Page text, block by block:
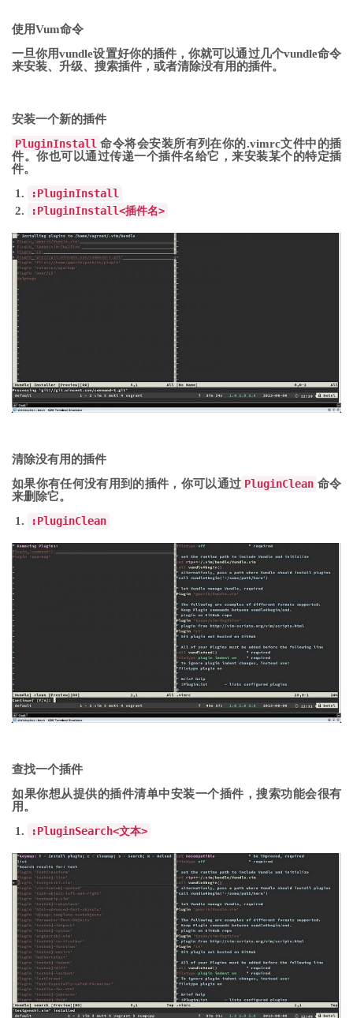
使用Vum命令
一旦你用vundle设置好你的插件，你就可以通过几个vundle命令
来安装、升级、搜索插件，或者清除没有用的插件。
安装一个新的插件
PluginInstall 命令将会安装所有列在你的.vimrc文件中的插
件。你也可以通过传递一个插件名给它，来安装某个的特定插
件。
:PluginInstall
:PluginInstall<插件名>
清除没有用的插件
如果你有任何没有用到的插件，你可以通过 PluginClean 命令
来删除它。
:PluginClean
查找一个插件
如果你想从提供的插件清单中安装一个插件，搜索功能会很有
用。
:PluginSearch<文本>